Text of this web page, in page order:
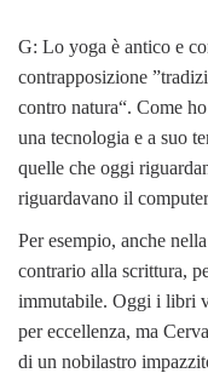
G: Lo yoga è antico e
contrapposizione
contro natura“. Come
una tecnologia e a suo
quelle che oggi
riguardavano il
Per esempio, anche
contrario alla scrittura,
immutabile. Oggi i libri
per eccellenza, ma
di un nobilastro